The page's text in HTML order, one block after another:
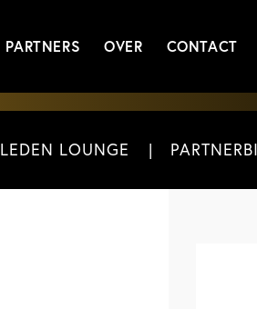
PARTNERS OVER CONTACT
LEDEN LOUNGE